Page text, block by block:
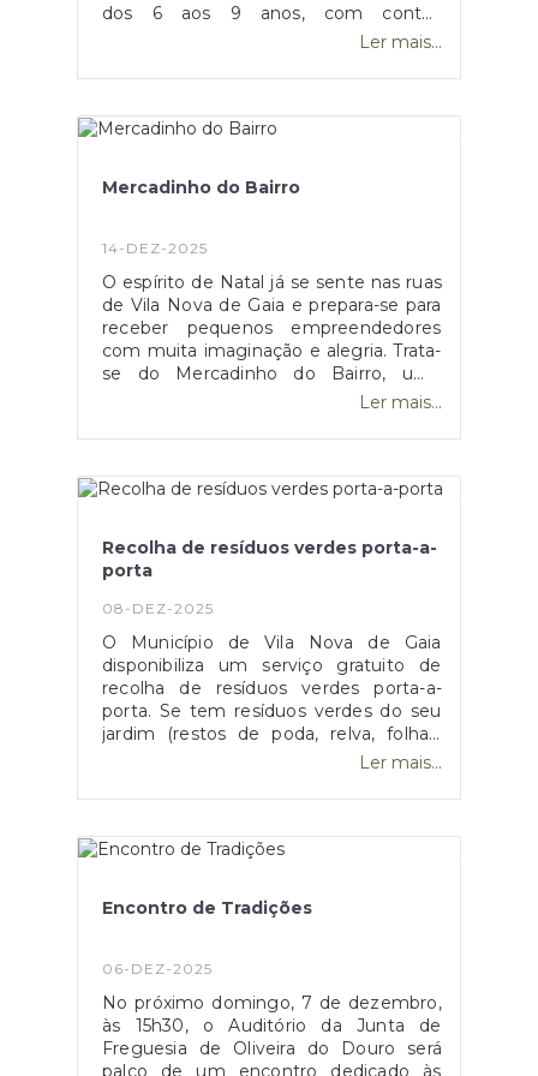
dos 6 aos 9 anos, com contos
Ler mais...
Mercadinho do Bairro
14-DEZ-2025
O espírito de Natal já se sente nas ruas
de Vila Nova de Gaia e prepara-se para
receber pequenos empreendedores
com muita imaginação e alegria. Trata-
se do Mercadinho do Bairro, uma
iniciativa inserida no programa "Meu
Municipal de Gaia, que acontecerá no
no Largo Estevão Torres.
Ler mais...
Recolha de resíduos verdes porta-a-
porta
08-DEZ-2025
O Município de Vila Nova de Gaia
disponibiliza um serviço gratuito de
recolha de resíduos verdes porta-a-
porta. Se tem resíduos verdes do seu
jardim (restos de poda, relva, folhas,
ramos, entre outros) e não sabe que
poder usufruir deste serviço, deve
telefone 800 910 229 ou do mail
os resíduos verdes e deixar à porta de
Município tratará da recolha.Um serviço
empresa municipal Águas de Gaia com
o apoio do Fundo Ambiental, através
da Área Metropolitana do Porto.Dê um
Ler mais...
Encontro de Tradições
06-DEZ-2025
No próximo domingo, 7 de dezembro,
às 15h30, o Auditório da Junta de
Freguesia de Oliveira do Douro será
palco de um encontro dedicado às